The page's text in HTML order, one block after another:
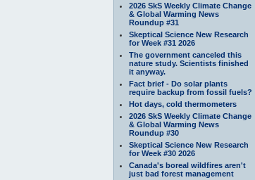
2026 SkS Weekly Climate Change
& Global Warming News
Roundup #31
Skeptical Science New Research
for Week #31 2026
The government canceled this
nature study. Scientists finished
it anyway.
Fact brief - Do solar plants
require backup from fossil fuels?
Hot days, cold thermometers
2026 SkS Weekly Climate Change
& Global Warming News
Roundup #30
Skeptical Science New Research
for Week #30 2026
Canada's boreal wildfires aren't
just bad forest management